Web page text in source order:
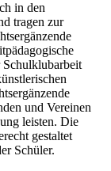
in den
tragen zur
Schulklubarbeit
und Vereinen
leisten. Die
gestaltet
Schüler.